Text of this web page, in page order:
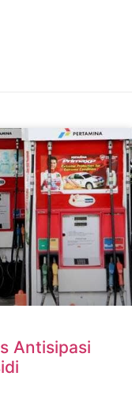
Antisipasi